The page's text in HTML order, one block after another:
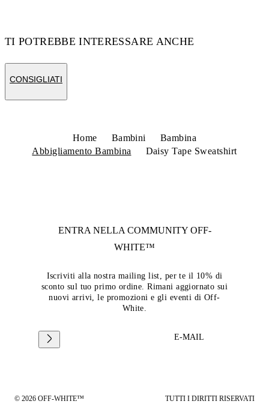
TI POTREBBE INTERESSARE ANCHE
CONSIGLIATI
Home Bambini
Bambina
Abbigliamento Bambina
Daisy Tape Sweatshirt
ENTRA NELLA COMMUNITY OFF-
WHITE™
Iscriviti alla nostra mailing list, per te il 10% di
sconto sul tuo primo ordine. Rimani aggiornato sui
nuovi arrivi, le promozioni e gli eventi di Off-
White.
E-MAIL
© 2026 OFF-WHITE™ TUTTI I DIRITTI RISERVATI